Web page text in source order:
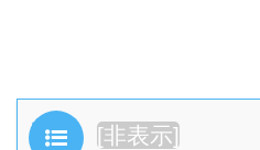
目次 [非表示]